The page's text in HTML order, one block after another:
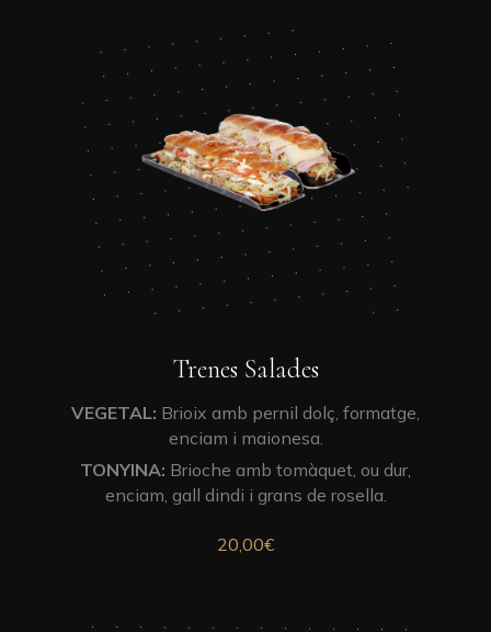
Trenes Salades
VEGETAL: Brioix amb pernil dolç, formatge,
enciam i maionesa.
TONYINA: Brioche amb tomàquet, ou dur,
enciam, gall dindi i grans de rosella.
20,00€